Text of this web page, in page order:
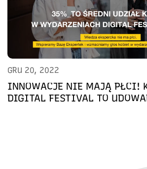
GRU 20, 2022
INNOWACJE NIE MAJĄ PŁCI!
DIGITAL FESTIVAL TO